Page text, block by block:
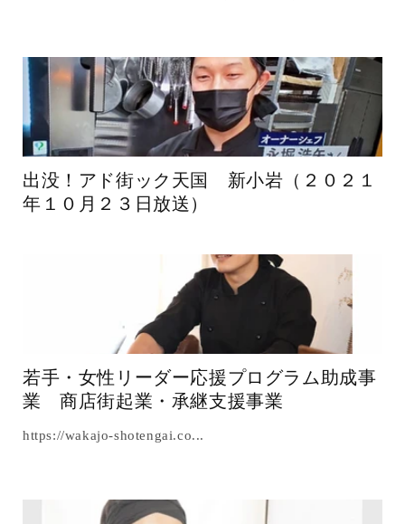
出没！アド街ック天国 新小岩（２０２１
年１０月２３日放送）
若手・女性リーダー応援プログラム助成事
業 商店街起業・承継支援事業
https://wakajo-shotengai.co...